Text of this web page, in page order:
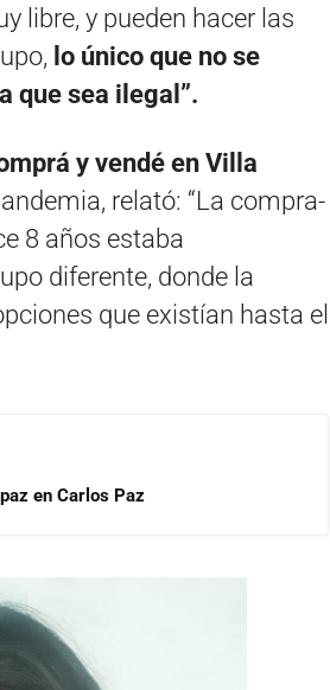
libre, y pueden hacer las
lo único que no se
que sea ilegal”.
y vendé en Villa
relató: “La compra-
8 años estaba
diferente, donde la
que existían hasta el
en Carlos Paz